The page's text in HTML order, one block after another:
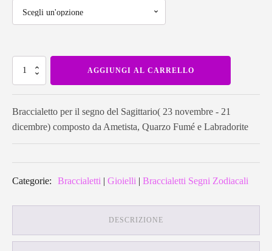
prezzo:
24,00€
a
27,00€
Braccialetto
il
segno
Sagittario
AGGIUNGI AL CARRELLO
Braccialetto per il segno del Sagittario( 23 novembre - 21
dicembre) composto da Ametista, Quarzo Fumé e Labradorite
Categorie: Braccialetti | Gioielli | Braccialetti Segni Zodiacali
DESCRIZIONE